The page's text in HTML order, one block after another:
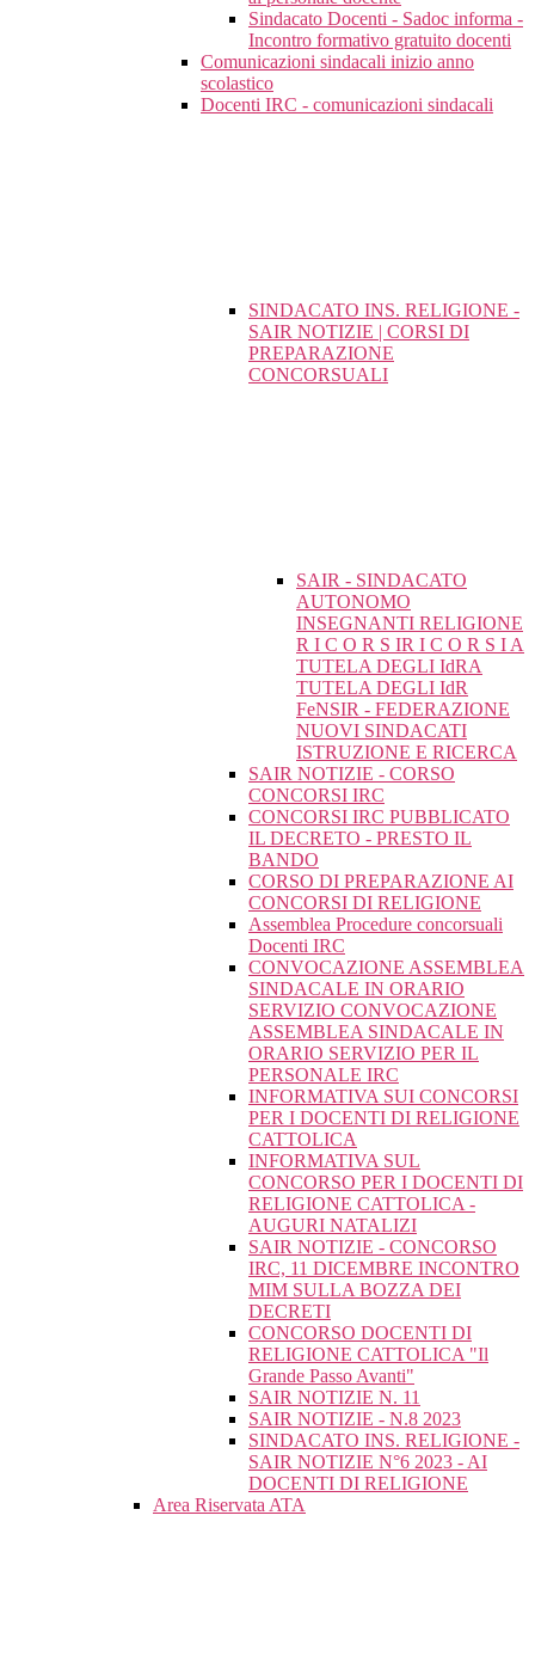
Sindacato Docenti - Sadoc informa -
Incontro formativo gratuito docenti
Comunicazioni sindacali inizio anno
scolastico
Docenti IRC - comunicazioni sindacali
SINDACATO INS. RELIGIONE -
SAIR NOTIZIE | CORSI DI
PREPARAZIONE
CONCORSUALI
SAIR - SINDACATO
AUTONOMO
INSEGNANTI RELIGIONE
R I C O R S IR I C O R S I A
TUTELA DEGLI IdRA
TUTELA DEGLI IdR
FeNSIR - FEDERAZIONE
NUOVI SINDACATI
ISTRUZIONE E RICERCA
SAIR NOTIZIE - CORSO
CONCORSI IRC
CONCORSI IRC PUBBLICATO
IL DECRETO - PRESTO IL
BANDO
CORSO DI PREPARAZIONE AI
CONCORSI DI RELIGIONE
Assemblea Procedure concorsuali
Docenti IRC
CONVOCAZIONE ASSEMBLEA
SINDACALE IN ORARIO
SERVIZIO CONVOCAZIONE
ASSEMBLEA SINDACALE IN
ORARIO SERVIZIO PER IL
PERSONALE IRC
INFORMATIVA SUI CONCORSI
PER I DOCENTI DI RELIGIONE
CATTOLICA
INFORMATIVA SUL
CONCORSO PER I DOCENTI DI
RELIGIONE CATTOLICA -
AUGURI NATALIZI
SAIR NOTIZIE - CONCORSO
IRC, 11 DICEMBRE INCONTRO
MIM SULLA BOZZA DEI
DECRETI
CONCORSO DOCENTI DI
RELIGIONE CATTOLICA "Il
Grande Passo Avanti"
SAIR NOTIZIE N. 11
SAIR NOTIZIE - N.8 2023
SINDACATO INS. RELIGIONE -
SAIR NOTIZIE N°6 2023 - AI
DOCENTI DI RELIGIONE
Area Riservata ATA